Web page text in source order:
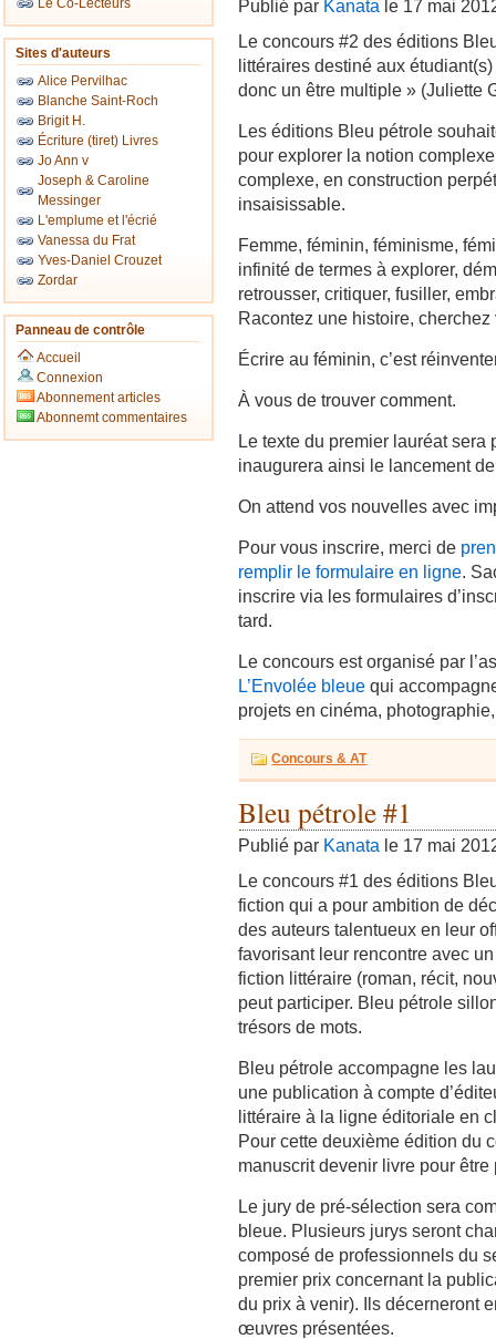
Le Co-Lecteurs
Sites d'auteurs
Alice Pervilhac
Blanche Saint-Roch
Brigit H.
Écriture (tiret) Livres
Jo Ann v
Joseph & Caroline
Messinger
L'emplume et l'écrié
Vanessa du Frat
Yves-Daniel Crouzet
Zordar
Panneau de contrôle
Accueil
Connexion
Abonnement articles
Abonnemt commentaires
Publié par Kanata le 17 mai
Le concours #2 des éditions
littéraires destiné aux
donc un être multiple » (Juliette
Les éditions Bleu pétrole
pour explorer la notion
complexe, en construction
insaisissable.
Femme, féminin, féminisme,
infinité de termes à explorer,
retrousser, critiquer, fusiller,
Racontez une histoire,
Écrire au féminin, c’est
À vous de trouver comment.
Le texte du premier lauréat
inaugurera ainsi le lancement
On attend vos nouvelles avec
Pour vous inscrire, merci de
remplir le formulaire en ligne.
inscrire via les formulaires
tard.
Le concours est organisé par
L’Envolée bleue qui
projets en cinéma,
Concours & AT
Bleu pétrole #1
Publié par Kanata le 17 mai
Le concours #1 des éditions
fiction qui a pour ambition de
des auteurs talentueux en leur
favorisant leur rencontre avec
fiction littéraire (roman, récit,
peut participer. Bleu pétrole
trésors de mots.
Bleu pétrole accompagne les
une publication à compte
littéraire à la ligne éditoriale en
Pour cette deuxième édition du
manuscrit devenir livre pour
Le jury de pré-sélection sera
bleue. Plusieurs jurys seront
composé de professionnels du
premier prix concernant la
du prix à venir). Ils décerneront
œuvres présentées.